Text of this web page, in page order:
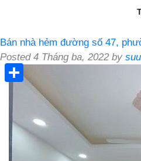
Bán nhà hẻm đường số 47,
Posted 4 Tháng ba, 2022 by